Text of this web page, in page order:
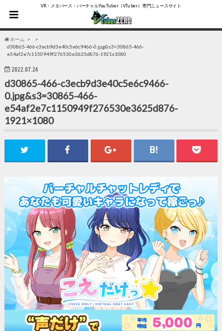
VR・メタバース・バーチャルYouTuber（VTuber）専門ニュースサイト
ホーム
d30865-466-c3ecb9d3e40c5e6c9466-0.jpg&s3=30865-466-
e54af2e7c1150949f276530e3625d876-1921x1080
2022.07.24
d30865-466-c3ecb9d3e40c5e6c9466-
0.jpg&s3=30865-466-
e54af2e7c1150949f276530e3625d876-
1921×1080